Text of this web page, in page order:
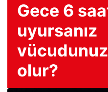
Gece 6
uyursanız
olur?